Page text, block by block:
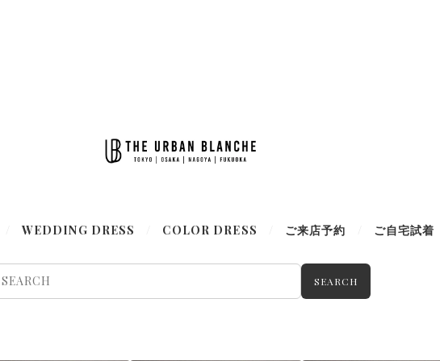
WEDDING DRESS COLOR DRESS ご来店予約 ご自宅試着
SEARCH